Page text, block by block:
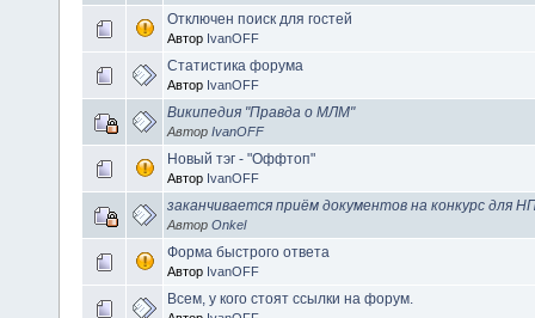
Отключен поиск для гостей
Автор IvanOFF
Статистика форума
Автор IvanOFF
Википедия "Правда о МЛМ"
Автор IvanOFF
Новый тэг - "Оффтоп"
Автор IvanOFF
заканчивается приём документов на конкурс для
Автор Onkel
Форма быстрого ответа
Автор IvanOFF
Всем, у кого стоят ссылки на форум.